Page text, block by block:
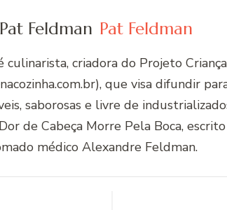
Feldman Pat Feldman
culinarista, criadora do Projeto
que visa difundir
saborosas e livre de
de Cabeça Morre Pela Boca,
médico Alexandre Feldman.